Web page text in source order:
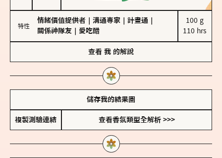
特性
情緒價值提供者 溝通專家 計畫通
關係神隊友
愛吃醋
100 g
110 hrs
查看 我 的解說
儲存我的結果圖
複製測驗連結 查看香氛類型全解析 >>>